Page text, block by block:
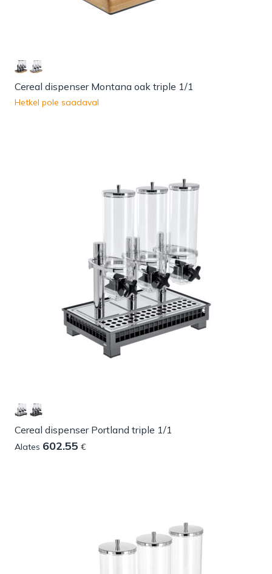
Cereal dispenser Montana oak triple 1/1
Hetkel pole saadaval
Cereal dispenser Portland triple 1/1
Alates 602.55 €